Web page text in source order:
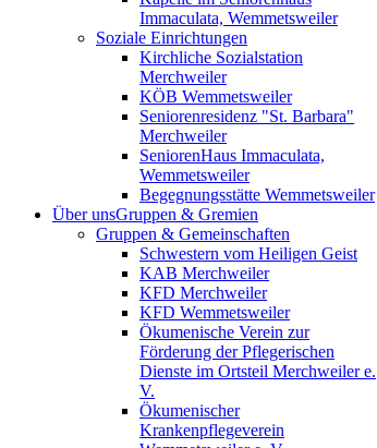
Immaculata, Wemmetsweiler
Soziale Einrichtungen
Kirchliche Sozialstation
Merchweiler
KÖB Wemmetsweiler
Seniorenresidenz "St. Barbara"
Merchweiler
SeniorenHaus Immaculata,
Wemmetsweiler
Begegnungsstätte Wemmetsweiler
Über unsGruppen & Gremien
Gruppen & Gemeinschaften
Schwestern vom Heiligen Geist
KAB Merchweiler
KFD Merchweiler
KFD Wemmetsweiler
Ökumenische Verein zur
Förderung der Pflegerischen
Dienste im Ortsteil Merchweiler e.
V.
Ökumenischer
Krankenpflegeverein